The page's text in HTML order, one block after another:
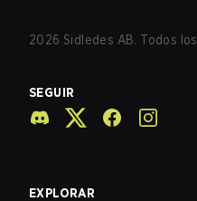
2026 Sidledes AB. Todos
SEGUIR
EXPLORAR